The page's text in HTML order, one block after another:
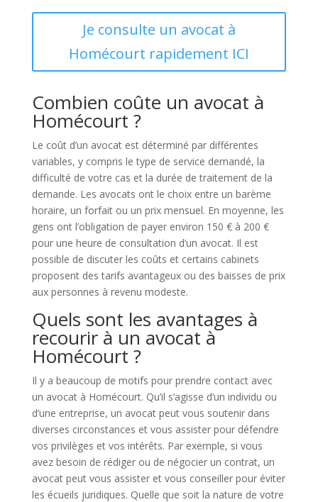
Je consulte un avocat à
Homécourt rapidement ICI
Combien coûte un avocat à
Homécourt ?
Le coût d’un avocat est déterminé par différentes
variables, y compris le type de service demandé, la
difficulté de votre cas et la durée de traitement de la
demande. Les avocats ont le choix entre un barème
horaire, un forfait ou un prix mensuel. En moyenne, les
gens ont l’obligation de payer environ 150 € à 200 €
pour une heure de consultation d’un avocat. Il est
possible de discuter les coûts et certains cabinets
proposent des tarifs avantageux ou des baisses de prix
aux personnes à revenu modeste.
Quels sont les avantages à
recourir à un avocat à
Homécourt ?
Il y a beaucoup de motifs pour prendre contact avec
un avocat à Homécourt. Qu’il s’agisse d’un individu ou
d’une entreprise, un avocat peut vous soutenir dans
diverses circonstances et vous assister pour défendre
vos privilèges et vos intérêts. Par exemple, si vous
avez besoin de rédiger ou de négocier un contrat, un
avocat peut vous assister et vous conseiller pour éviter
les écueils juridiques. Quelle que soit la nature de votre